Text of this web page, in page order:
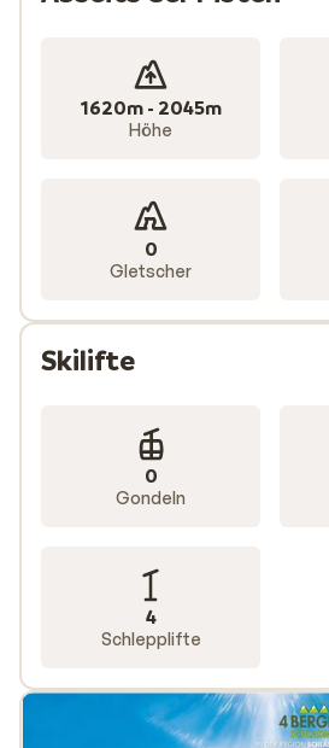
1620m - 2045m
Höhe
0
Gletscher
Skilifte
0
Gondeln
4
Schlepplifte